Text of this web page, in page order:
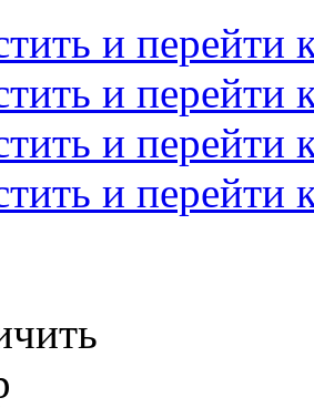
и перейти
и перейти
и перейти
и перейти